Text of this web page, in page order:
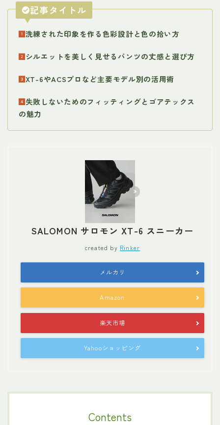
記事タイトル
洗練された印象を作る色彩設計と色の拾い方
シルエットを美しく見せるパンツの丈感と選び方
XT-6やACSプロなど主要モデル別の活用術
失敗しないためのフィッティングとゴアテックス
の魅力
SALOMON サロモン XT-6 スニーカー
created by Rinker
メルカリ
Amazon
楽天市場
Yahooショッピング
Contents